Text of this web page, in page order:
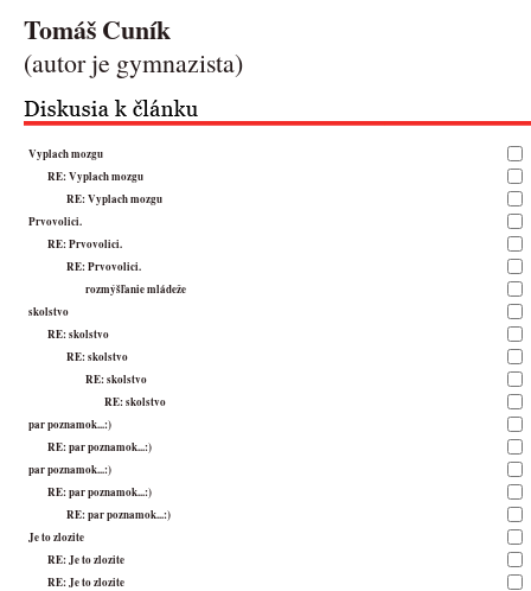
Tomáš Cuník
(autor je gymnazista)
Vyplach mozgu
RE: Vyplach mozgu
RE: Vyplach mozgu
Prvovolici.
RE: Prvovolici.
RE: Prvovolici.
rozmýšľanie mládeže
skolstvo
RE: skolstvo
RE: skolstvo
RE: skolstvo
RE: skolstvo
par poznamok...:)
RE: par poznamok...:)
par poznamok...:)
RE: par poznamok...:)
RE: par poznamok...:)
Je to zlozite
RE: Je to zlozite
RE: Je to zlozite